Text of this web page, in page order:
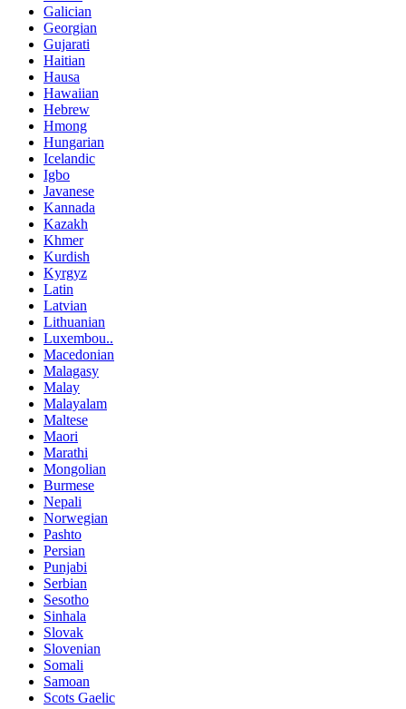
Galician
Georgian
Gujarati
Haitian
Hausa
Hawaiian
Hebrew
Hmong
Hungarian
Icelandic
Igbo
Javanese
Kannada
Kazakh
Khmer
Kurdish
Kyrgyz
Latin
Latvian
Lithuanian
Luxembou..
Macedonian
Malagasy
Malay
Malayalam
Maltese
Maori
Marathi
Mongolian
Burmese
Nepali
Norwegian
Pashto
Persian
Punjabi
Serbian
Sesotho
Sinhala
Slovak
Slovenian
Somali
Samoan
Scots Gaelic